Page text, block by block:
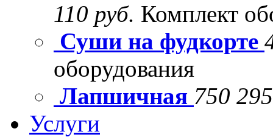
110 руб. Комплект
Суши на фудкорте
оборудования
Лапшичная 750
Услуги